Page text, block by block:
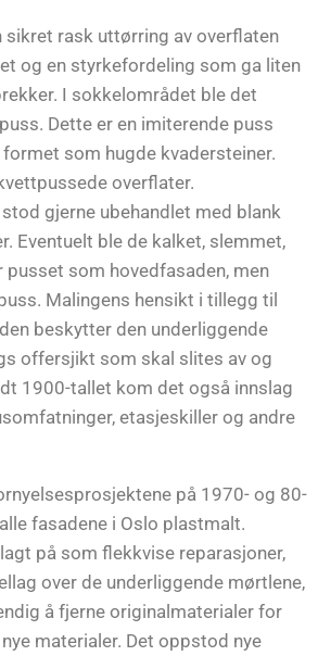
sikret rask uttørring av overflaten
og en styrkefordeling som ga liten
I sokkelområdet ble det
Dette er en imiterende puss
som hugde kvadersteiner.
overflater.
gjerne ubehandlet med blank
Eventuelt ble de kalket, slemmet,
pusset som hovedfasaden, men
Malingens hensikt i tillegg til
beskytter den underliggende
offersjikt som skal slites av og
1900-tallet kom det også innslag
etasjeskiller og andre
på 1970- og 80-
fasadene i Oslo plastmalt.
på som flekkvise reparasjoner,
over de underliggende mørtlene,
å fjerne originalmaterialer for
materialer. Det oppstod nye